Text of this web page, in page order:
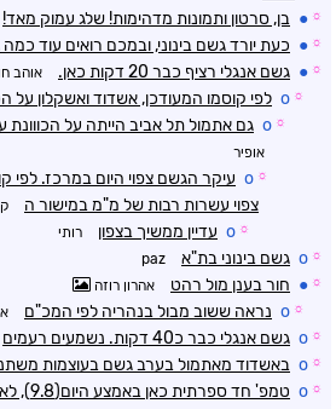
☼
● בן, סרטון ותמונות מדהימות! שלג עמוק מאד!
☼
● כעת יורד גשם בינוני, ובמכם רואים עוד
☼
● גשם אנגלי רציף כבר 20 דקות כאן. אוהב
☼
o לפי קוסמו המעודכן, אשדוד ואשקלון על
☼
o גם אתמול תל אביב הייתה על הכווונת עם 200 ממ וירד פה
אופיר
☼
o עיקר הגשם צפוי היום במרכז. לפי
צפוי עשרות רבות של מ"מ במישור ה
☼
o עדיין ממשיך בצפון רותי
☼
o גשם בינוני בת"א paz
☼
● חור בענן מול רהט אהרון רוזה
☼
o נראה ששוב מבול בנהריה לפי המכ"ם
☼
o גשם אנגלי כבר כ40 דקות. נשמעים רעמים
☼
o באשדוד מאתמול בערב גשם בעוצמות
☼
o טמפ' חד ספרתית כאן באמצע היום(9.8), לא קרה לפחות מאז שנת 2017